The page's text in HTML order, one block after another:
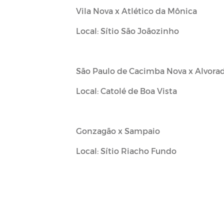
Vila Nova x Atlético da Mônica
Local: Sítio São Joãozinho
São Paulo de Cacimba Nova x
Local: Catolé de Boa Vista
Gonzagão x Sampaio
Local: Sítio Riacho Fundo